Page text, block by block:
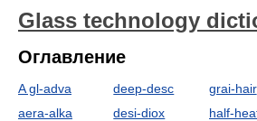
Glass technology
Оглавление
A gl-adva
aera-alka
deep-desc
desi-diox
grai-hair
half-